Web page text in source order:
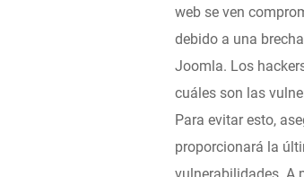
web se ven
debido a una
Joomla. Los
cuáles son las
Para evitar esto,
proporcionará la